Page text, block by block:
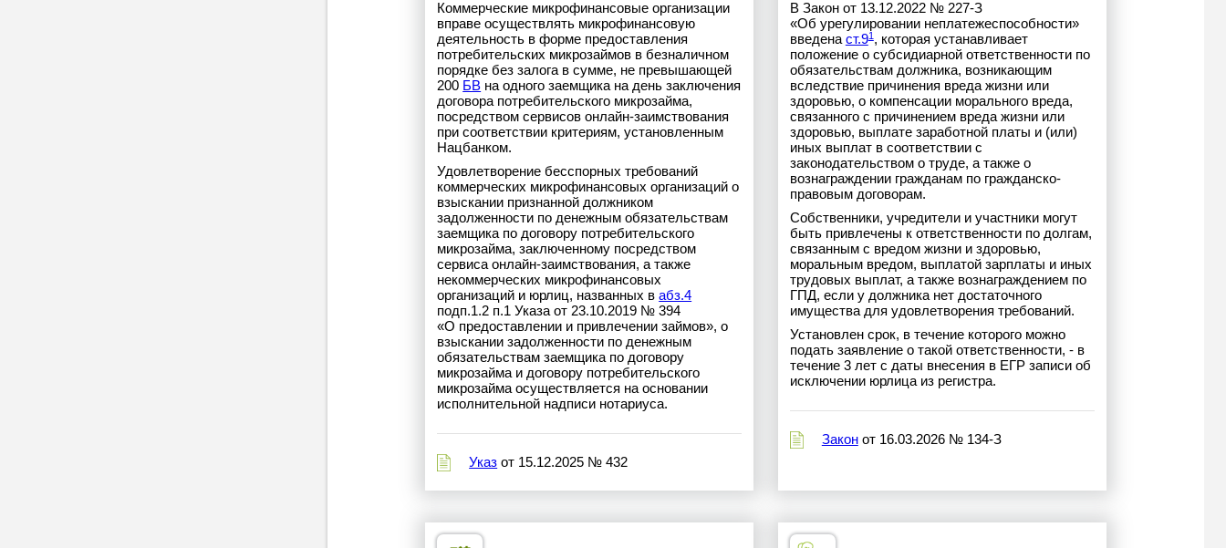
Коммерческие микрофинансовые организации
вправе осуществлять микрофинансовую
деятельность в форме предоставления
потребительских микрозаймов в безналичном
порядке без залога в сумме, не превышающей
200 БВ на одного заемщика на день заключения
договора потребительского микрозайма,
посредством сервисов онлайн-заимствования
при соответствии критериям, установленным
Нацбанком.
Удовлетворение бесспорных требований
коммерческих микрофинансовых организаций о
взыскании признанной должником
задолженности по денежным обязательствам
заемщика по договору потребительского
микрозайма, заключенному посредством
сервиса онлайн-заимствования, а также
некоммерческих микрофинансовых
организаций и юрлиц, названных вабз.4
подп.1.2 п.1 Указа от 23.10.2019 № 394
«О предоставлении и привлечении займов», о
взыскании задолженности по денежным
обязательствам заемщика по договору
микрозайма и договору потребительского
микрозайма осуществляется на основании
исполнительной надписи нотариуса.
Указ от 15.12.2025 № 432
В Закон от 13.12.2022 № 227-З
«Об урегулировании неплатежеспособности»
введена ст.91, которая устанавливает
положение о субсидиарной ответственности по
обязательствам должника, возникающим
вследствие причинения вреда жизни или
здоровью, о компенсации морального вреда,
связанного с причинением вреда жизни или
здоровью, выплате заработной платы и (или)
иных выплат в соответствии с
законодательством о труде, а также о
вознаграждении гражданам по гражданско-
правовым договорам.
Собственники, учредители и участники могут
быть привлечены к ответственности по долгам,
связанным с вредом жизни и здоровью,
моральным вредом, выплатой зарплаты и иных
трудовых выплат, а также вознаграждением по
ГПД, если у должника нет достаточного
имущества для удовлетворения требований.
Установлен срок, в течение которого можно
подать заявление о такой ответственности, - в
течение 3 лет с даты внесения в ЕГР записи об
исключении юрлица из регистра.
Законот 16.03.2026 № 134-З